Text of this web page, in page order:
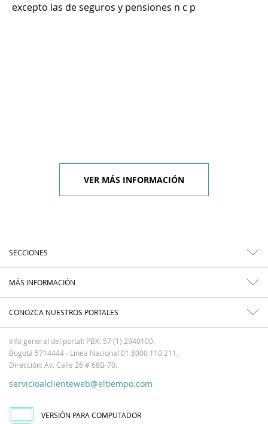
excepto las de seguros y pensiones n c p
VER MÁS INFORMACIÓN
SECCIONES
MÁS INFORMACIÓN
CONOZCA NUESTROS PORTALES
Info general del portal: PBX: 57 (1) 2940100.
Bogotá 5714444 - Línea Nacional 01 8000 110 211.
Dirección: Av. Calle 26 # 68B-70.
servicioalclienteweb@eltiempo.com
VERSIÓN PARA COMPUTADOR